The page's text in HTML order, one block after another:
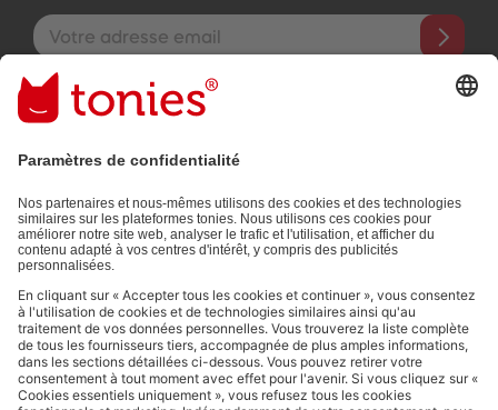
Adresse e-mail
En validant, vous acceptez de recevoir des e-mails personnalisés
grâce aux informations que vous nous avez fournies (par ex.
moment, sans frais. Politique de Confidentialité
Liens vers les réseaux sociaux